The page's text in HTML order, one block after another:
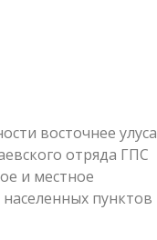
восточнее улуса
отряда ГПС
и местное
пунктов